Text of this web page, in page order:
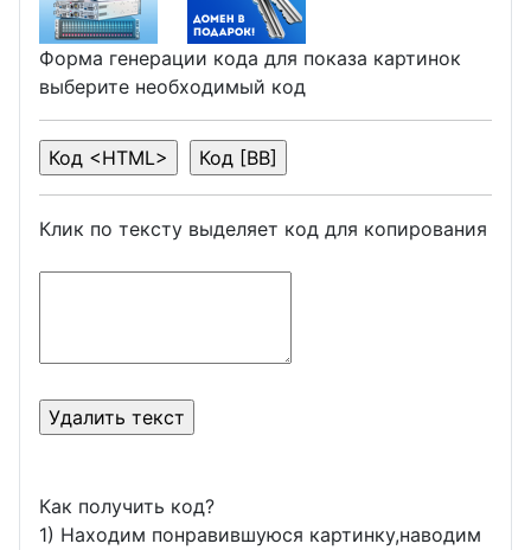
Форма генерации кода для показа картинок
выберите необходимый код
Клик по тексту выделяет код для копирования
Как получить код?
1) Находим понравившуюся картинку,наводим